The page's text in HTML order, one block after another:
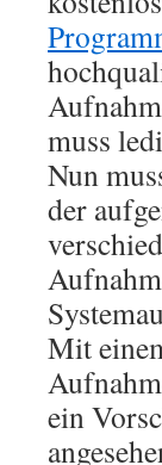
muss
Nun
der
Mit
ein